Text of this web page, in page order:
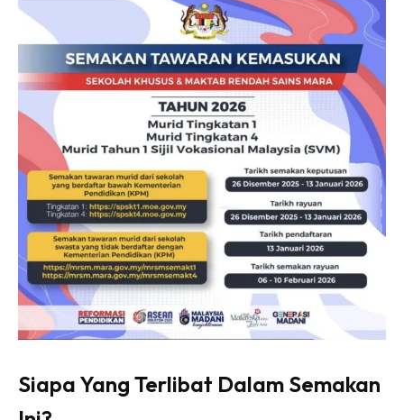
Siapa Yang Terlibat Dalam Semakan